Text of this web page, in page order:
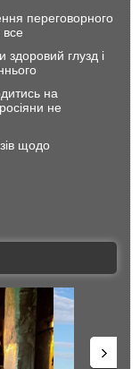
переговорного
глузд і
на
не
щодо